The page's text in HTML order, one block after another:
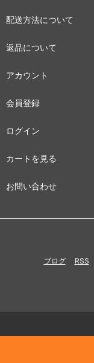
配送方法について
返品について
アカウント
会員登録
ログイン
カートを見る
お問い合わせ
ブログ RSS